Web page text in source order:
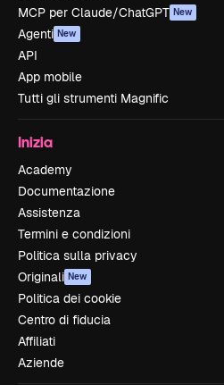
MCP per Claude/ChatGPT New
Agenti New
API
App mobile
Tutti gli strumenti Magnific
Inizia
Academy
Documentazione
Assistenza
Termini e condizioni
Politica sulla privacy
Originali New
Politica dei cookie
Centro di fiducia
Affiliati
Aziende